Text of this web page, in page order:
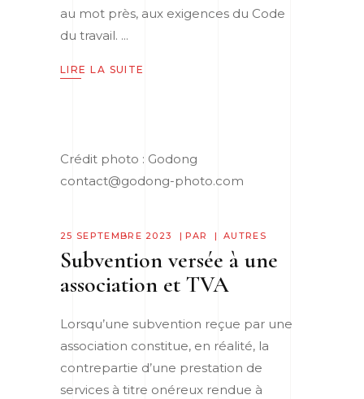
au mot près, aux exigences du Code
du travail.
LIRE LA SUITE
Crédit photo : Godong
contact@godong-photo.com
25 SEPTEMBRE 2023 PAR AUTRES
Subvention versée à une
association et TVA
Lorsqu’une subvention reçue par une
association constitue, en réalité, la
contrepartie d’une prestation de
services à titre onéreux rendue à